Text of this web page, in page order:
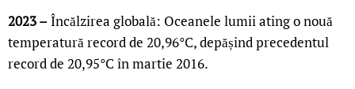
2023 –Încălzirea globală: Oceanele lumii ating o nouă
temperatură record de 20,96°C, depășind precedentul
record de 20,95°C în martie 2016.